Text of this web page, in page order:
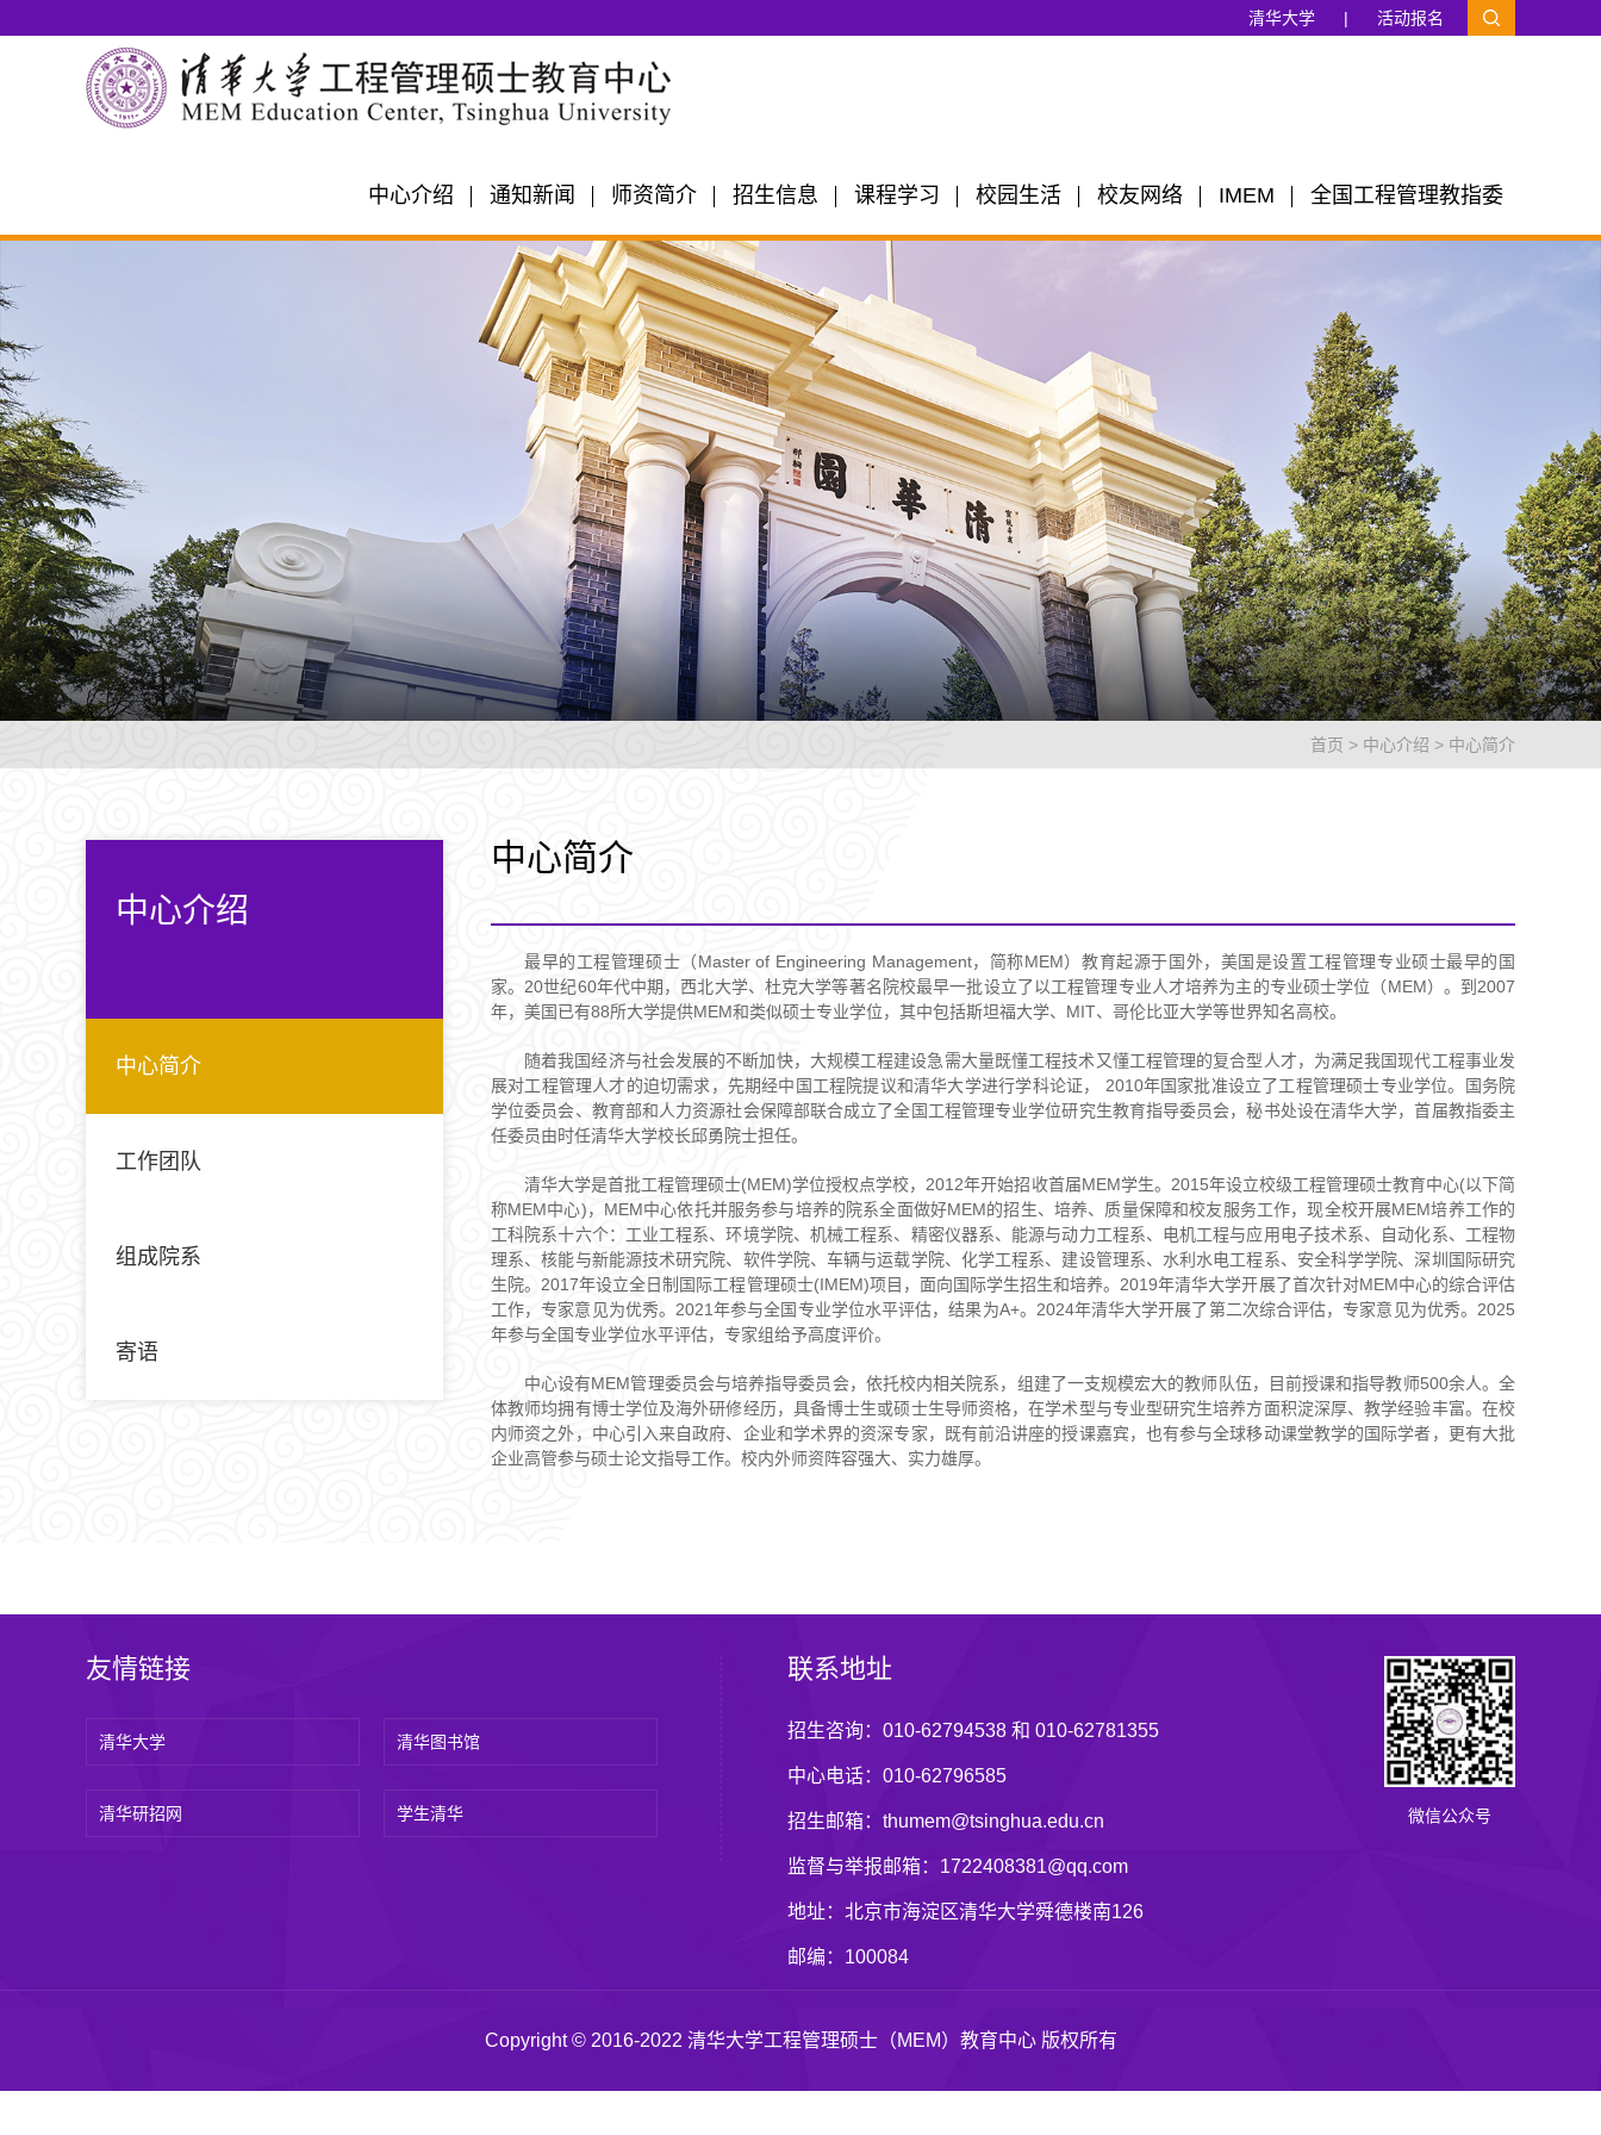
清华大学 | 活动报名
中心介绍 通知新闻 师资简介 招生信息 课程学习 校园生活 校友网络 IMEM 全国工程管理教指委
首页 > 中心介绍 > 中心简介
中心介绍
中心简介
工作团队
组成院系
寄语
中心简介
最早的工程管理硕士（Master of Engineering Management，简称MEM）教育起源于国外，美国是设置工程管理专业硕士最早的国
家。20世纪60年代中期，西北大学、杜克大学等著名院校最早一批设立了以工程管理专业人才培养为主的专业硕士学位（MEM）。到2007
年，美国已有88所大学提供MEM和类似硕士专业学位，其中包括斯坦福大学、MIT、哥伦比亚大学等世界知名高校。
随着我国经济与社会发展的不断加快，大规模工程建设急需大量既懂工程技术又懂工程管理的复合型人才，为满足我国现代工程事业发
展对工程管理人才的迫切需求，先期经中国工程院提议和清华大学进行学科论证， 2010年国家批准设立了工程管理硕士专业学位。国务院
学位委员会、教育部和人力资源社会保障部联合成立了全国工程管理专业学位研究生教育指导委员会，秘书处设在清华大学，首届教指委主
任委员由时任清华大学校长邱勇院士担任。
清华大学是首批工程管理硕士(MEM)学位授权点学校，2012年开始招收首届MEM学生。2015年设立校级工程管理硕士教育中心(以下简
称MEM中心)，MEM中心依托并服务参与培养的院系全面做好MEM的招生、培养、质量保障和校友服务工作，现全校开展MEM培养工作的
工科院系十六个：工业工程系、环境学院、机械工程系、精密仪器系、能源与动力工程系、电机工程与应用电子技术系、自动化系、工程物
理系、核能与新能源技术研究院、软件学院、车辆与运载学院、化学工程系、建设管理系、水利水电工程系、安全科学学院、深圳国际研究
生院。2017年设立全日制国际工程管理硕士(IMEM)项目，面向国际学生招生和培养。2019年清华大学开展了首次针对MEM中心的综合评估
工作，专家意见为优秀。2021年参与全国专业学位水平评估，结果为A+。2024年清华大学开展了第二次综合评估，专家意见为优秀。2025
年参与全国专业学位水平评估，专家组给予高度评价。
中心设有MEM管理委员会与培养指导委员会，依托校内相关院系，组建了一支规模宏大的教师队伍，目前授课和指导教师500余人。全
体教师均拥有博士学位及海外研修经历，具备博士生或硕士生导师资格，在学术型与专业型研究生培养方面积淀深厚、教学经验丰富。在校
内师资之外，中心引入来自政府、企业和学术界的资深专家，既有前沿讲座的授课嘉宾，也有参与全球移动课堂教学的国际学者，更有大批
企业高管参与硕士论文指导工作。校内外师资阵容强大、实力雄厚。
友情链接
清华大学 清华图书馆
清华研招网 学生清华
联系地址
招生咨询：010-62794538 和 010-62781355
中心电话：010-62796585
招生邮箱：thumem@tsinghua.edu.cn
监督与举报邮箱：1722408381@qq.com
地址：北京市海淀区清华大学舜德楼南126
邮编：100084
微信公众号
Copyright © 2016-2022 清华大学工程管理硕士（MEM）教育中心 版权所有